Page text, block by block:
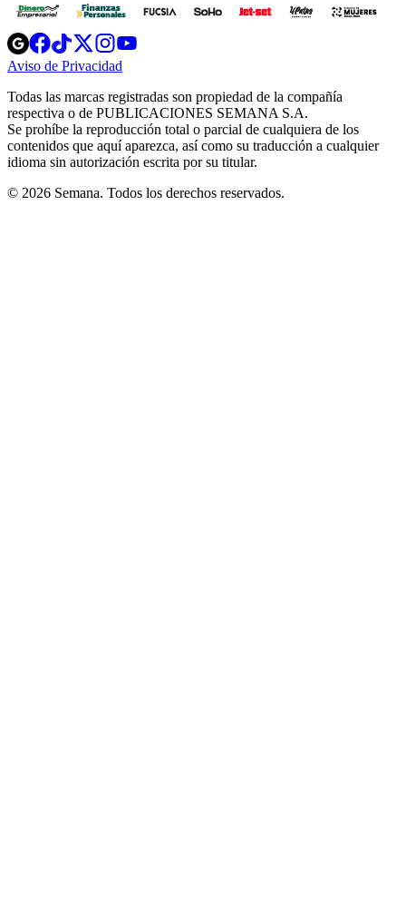
Opens
in
new
Opens
in
new
Opens
in
new
window
Opens
new
windowwindow
Aviso de Privacidad
new
window
Todas las marcas registradas son propiedad de la compañía
respectiva o de PUBLICACIONES SEMANA S.A.
Se prohíbe la reproducción total o parcial de cualquiera de los
contenidos que aquí aparezca, así como su traducción a cualquier
idioma sin autorización escrita por su titular.
© 2026 Semana. Todos los derechos reservados.